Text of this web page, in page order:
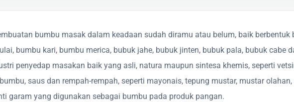
bumbu masak dalam keadaan sudah diramu atau belum, baik berbentuk
bumbu kari, bumbu merica, bubuk jahe, bubuk jinten, bubuk pala, bubuk cabe
penyedap masakan baik yang asli, natura maupun sintesa khemis, seperti
saus dan rempah-rempah, seperti mayonais, tepung mustar, mustar olahan,
garam yang digunakan sebagai bumbu pada produk pangan.